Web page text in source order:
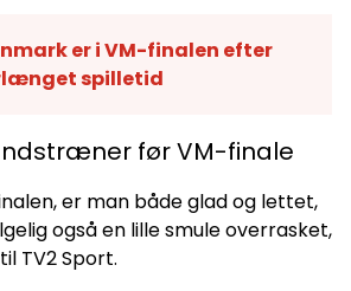
er i VM-finalen efter
spilletid
før VM-finale
er man både glad og lettet,
også en lille smule overrasket,
TV2 Sport.